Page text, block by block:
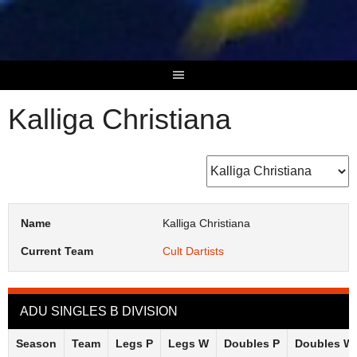
Skip
Kalliga Christiana
Name Kalliga Christiana
Current Team Cult Dartists
ADU SINGLES B DIVISION
Season Team Legs P Legs W Doubles P Doubles W